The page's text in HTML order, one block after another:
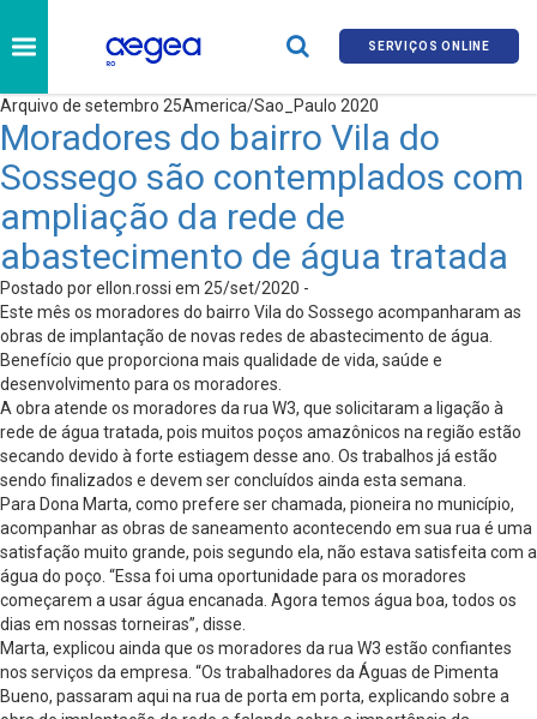
SERVIÇOS ONLINE
Arquivo de setembro 25America/Sao_Paulo 2020
Moradores do bairro Vila do
Sossego são contemplados com
ampliação da rede de
abastecimento de água tratada
Postado por ellon.rossi em 25/set/2020 -
Este mês os moradores do bairro Vila do Sossego acompanharam as
obras de implantação de novas redes de abastecimento de água.
Benefício que proporciona mais qualidade de vida, saúde e
desenvolvimento para os moradores.
A obra atende os moradores da rua W3, que solicitaram a ligação à
rede de água tratada, pois muitos poços amazônicos na região estão
secando devido à forte estiagem desse ano. Os trabalhos já estão
sendo finalizados e devem ser concluídos ainda esta semana.
Para Dona Marta, como prefere ser chamada, pioneira no município,
acompanhar as obras de saneamento acontecendo em sua rua é uma
satisfação muito grande, pois segundo ela, não estava satisfeita com a
água do poço. “Essa foi uma oportunidade para os moradores
começarem a usar água encanada. Agora temos água boa, todos os
dias em nossas torneiras”, disse.
Marta, explicou ainda que os moradores da rua W3 estão confiantes
nos serviços da empresa. “Os trabalhadores da Águas de Pimenta
Bueno, passaram aqui na rua de porta em porta, explicando sobre a